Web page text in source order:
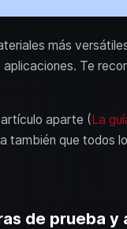
más
Te
aparte (La
también que todos
de prueba y